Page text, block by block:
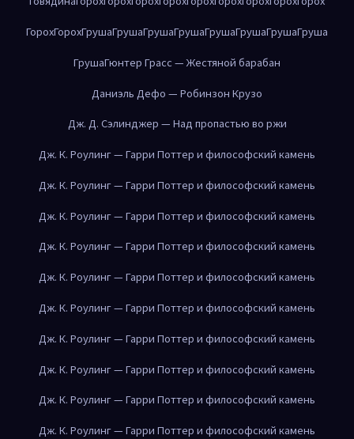
ГорохГорохГрушаГрушаГрушаГрушаГрушаГрушаГрушаГруша
ГрушаГюнтер Грасс — Жестяной барабан
Даниэль Дефо — Робинзон Крузо
Дж. Д. Сэлинджер — Над пропастью во ржи
Дж. К. Роулинг — Гарри Поттер и философский камень
Дж. К. Роулинг — Гарри Поттер и философский камень
Дж. К. Роулинг — Гарри Поттер и философский камень
Дж. К. Роулинг — Гарри Поттер и философский камень
Дж. К. Роулинг — Гарри Поттер и философский камень
Дж. К. Роулинг — Гарри Поттер и философский камень
Дж. К. Роулинг — Гарри Поттер и философский камень
Дж. К. Роулинг — Гарри Поттер и философский камень
Дж. К. Роулинг — Гарри Поттер и философский камень
Дж. К. Роулинг — Гарри Поттер и философский камень